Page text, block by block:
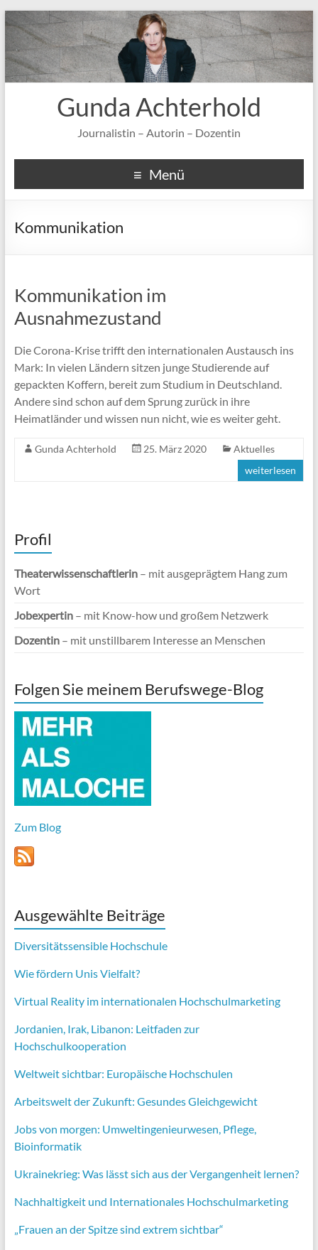
Gunda Achterhold
Journalistin – Autorin – Dozentin
Menü
Kommunikation
Kommunikation im
Ausnahmezustand
Die Corona-Krise trifft den internationalen Austausch ins
Mark: In vielen Ländern sitzen junge Studierende auf
gepackten Koffern, bereit zum Studium in Deutschland.
Andere sind schon auf dem Sprung zurück in ihre
Heimatländer und wissen nun nicht, wie es weiter geht.
Gunda Achterhold 25. März 2020
Aktuelles
weiterlesen
Profil
Theaterwissenschaftlerin– mit ausgeprägtem Hang zum
Wort
Jobexpertin– mit Know-how und großem Netzwerk
Dozentin– mit unstillbarem Interesse an Menschen
Folgen Sie meinem Berufswege-Blog
Zum Blog
Ausgewählte Beiträge
Diversitätssensible Hochschule
Wie fördern Unis Vielfalt?
Virtual Reality im internationalen Hochschulmarketing
Jordanien, Irak, Libanon: Leitfaden zur
Hochschulkooperation
Weltweit sichtbar: Europäische Hochschulen
Arbeitswelt der Zukunft: Gesundes Gleichgewicht
Jobs von morgen: Umweltingenieurwesen, Pflege,
Bioinformatik
Ukrainekrieg: Was lässt sich aus der Vergangenheit lernen?
Nachhaltigkeit und Internationales Hochschulmarketing
„Frauen an der Spitze sind extrem sichtbar“